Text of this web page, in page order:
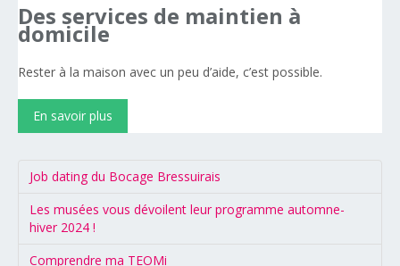
Des services de maintien à
domicile
Rester à la maison avec un peu d’aide, c’est possible.
En savoir plus
Job dating du Bocage Bressuirais
Les musées vous dévoilent leur programme automne-
hiver 2024 !
Comprendre ma TEOMi